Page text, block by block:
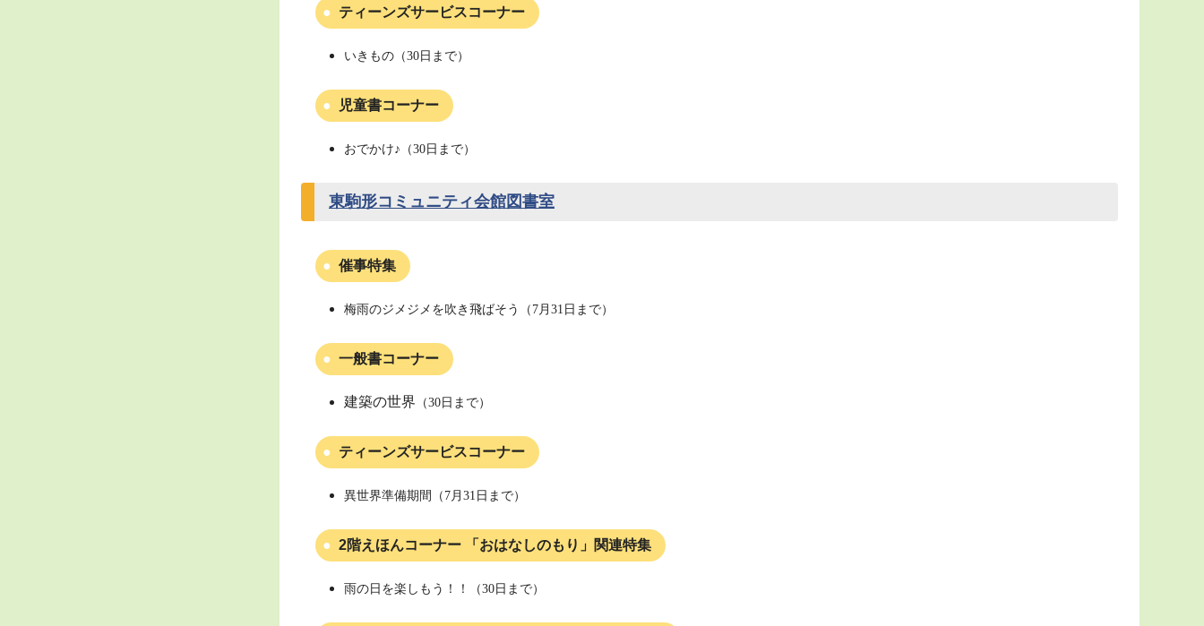
ティーンズサービスコーナー
いきもの（30日まで）
児童書コーナー
おでかけ♪（30日まで）
東駒形コミュニティ会館図書室
催事特集
梅雨のジメジメを吹き飛ばそう（7月31日まで）
一般書コーナー
建築の世界 （30日まで）
ティーンズサービスコーナー
異世界準備期間（7月31日まで）
2階えほんコーナー 「おはなしのもり」関連特集
雨の日を楽しもう！！（30日まで）